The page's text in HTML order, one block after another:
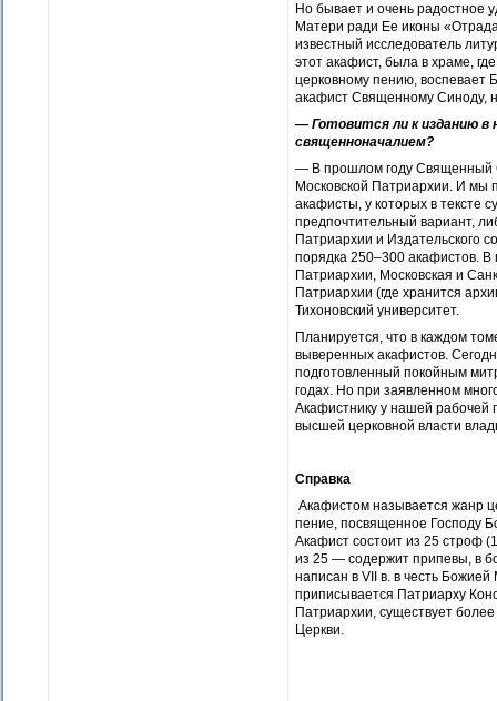
Но бывает и очень радостное
Матери ради Ее иконы
известный исследователь
этот акафист, была в храме,
церковному пению, воспевает
акафист Священному Синоду,
— Готовится ли к изданию в
священноначалием?
— В прошлом году Священный
Московской Патриархии. И мы
акафисты, у которых в тексте
предпочтительный вариант,
Патриархии и Издательского
порядка 250–300 акафистов. В
Патриархии, Московская и
Патриархии (где хранится
Тихоновский университет.
Планируется, что в каждом
выверенных акафистов.
подготовленный покойным
годах. Но при заявленном
Акафистнику у нашей рабочей
высшей церковной власти
Справка
Акафистом называется жанр
пение, посвященное Господу
Акафист состоит из 25 строф
из 25 — содержит припевы, в
написан в VII в. в честь
приписывается Патриарху
Патриархии, существует
Церкви.